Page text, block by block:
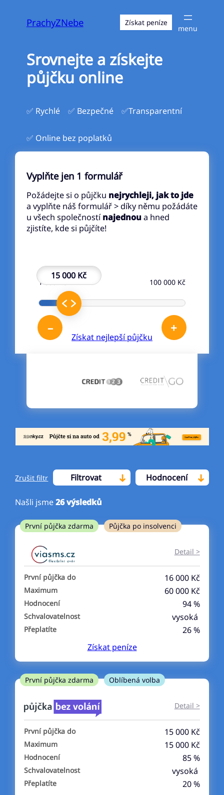
PrachyZNebe Získat peníze
Srovnejte a získejte
půjčku online
✅ Rychlé ✅ Bezpečné ✅Transparentní
✅ Online bez poplatků
Vyplňte jen 1 formulář
Požádejte si o půjčku nejrychleji, jak to jde
a vyplňte náš formulář > díky němu požádáte
u všech společnostínajednou a hned
zjistíte, kde si půjčíte!
15 000 Kč
– +
1 000 Kč 100 000 Kč
Získat nejlepší půjčku
Zrušit filtr Filtrovat Hodnocení
Od
První půjčka zdarma
–
ano
ne
ano
ne
V exekuci
ano
ne
Po insolvenci
ano
Našli jsme26výsledků
První půjčka zdarma Půjčka po insolvenci
Detail >
První půjčka do 16 000 Kč
Maximum 60 000 Kč
Hodnocení 94 %
Schvalovatelnost vysoká
Přeplatíte
26 %
Získatpeníze
První půjčka zdarma Oblíbená volba
Detail >
První půjčka do 15 000 Kč
Maximum 15 000 Kč
Hodnocení 85 %
Schvalovatelnost vysoká
Přeplatíte
20 %